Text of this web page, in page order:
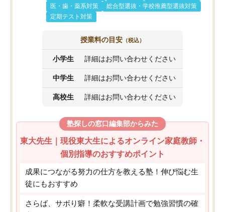
医・歯・薬系対策
総合型選抜・学校推薦型選抜対策
定期テスト対策
授業料の目安 （税込）
小学生 詳細はお問い合わせください
中学生 詳細はお問い合わせください
高校生 詳細はお問い合わせください
塾探しの窓口編集部からみた
東大先生｜現役東大生によるオンライン家庭教師・
個別指導のおすすめポイント
成果につながる努力の仕方を教える塾！伸び悩む生
徒にもおすすめ
さらば、サボり癖！柔軟な受講計画で勉強習慣の確